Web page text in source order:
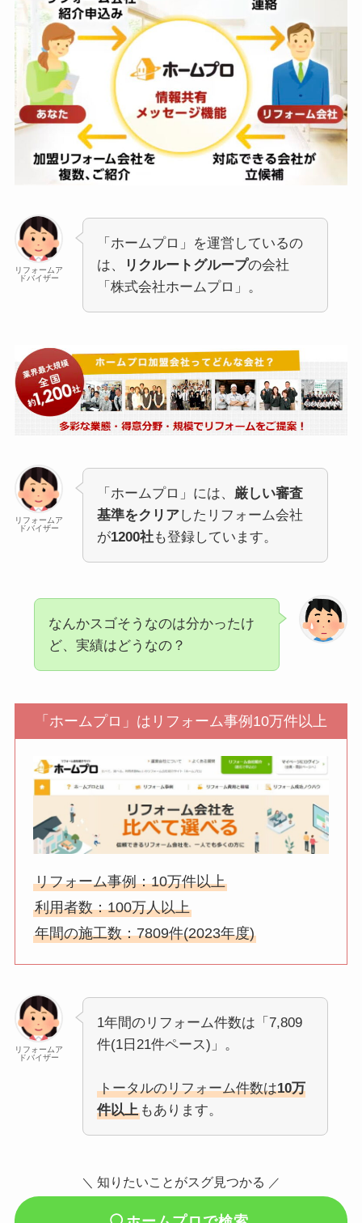
リフォームア
ドバイザー
「ホームプロ」を運営しているの
は、
リクルートグループの会社
「株式会社ホームプロ」。
リフォームア
ドバイザー
「ホームプロ」には、 厳しい審査
基準をクリアしたリフォーム会社
が1200社も登録しています。
なんかスゴそうなのは分かったけ
ど、実績はどうなの？
「ホームプロ」はリフォーム事例10万件以上
リフォーム事例：10万件以上
利用者数：100万人以上
年間の施工数：7809件(2023年度)
リフォームア
ドバイザー
1年間のリフォーム件数は「7,809
件(1日21件ペース)」。
トータルのリフォーム件数は10万
件以上もあります。
＼ 知りたいことがスグ見つかる ／